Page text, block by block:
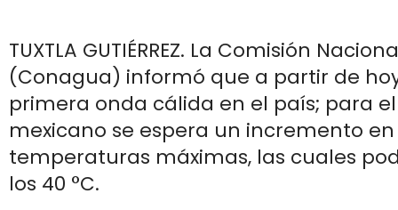
TUXTLA GUTIÉRREZ. La Comisión
(Conagua) informó que a partir de
primera onda cálida en el país; para
mexicano se espera un incremento
temperaturas máximas, las cuales
los 40 °C.